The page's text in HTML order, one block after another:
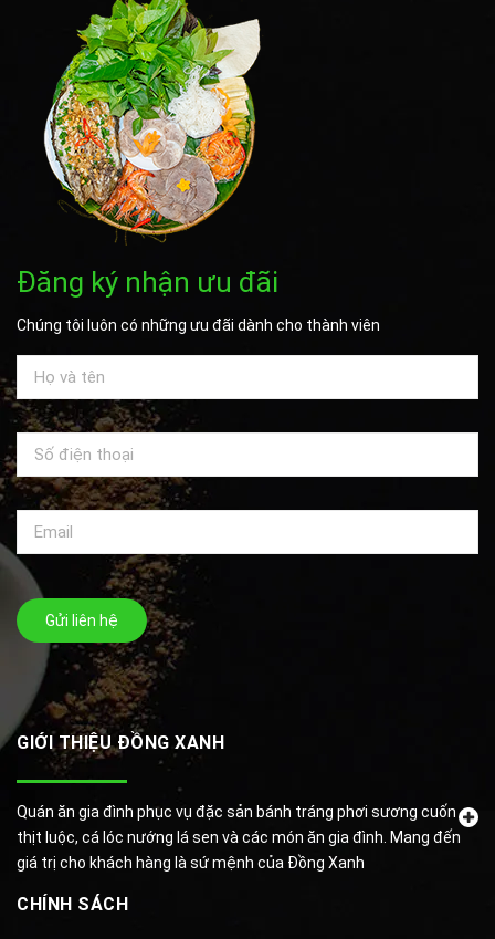
Đăng ký nhận ưu đãi
Chúng tôi luôn có những ưu đãi dành cho thành viên
Gửi liên hệ
GIỚI THIỆU ĐỒNG XANH
Quán ăn gia đình phục vụ đặc sản bánh tráng phơi sương cuốn
thịt luộc, cá lóc nướng lá sen và các món ăn gia đình. Mang đến
giá trị cho khách hàng là sứ mệnh của Đồng Xanh
CHÍNH SÁCH